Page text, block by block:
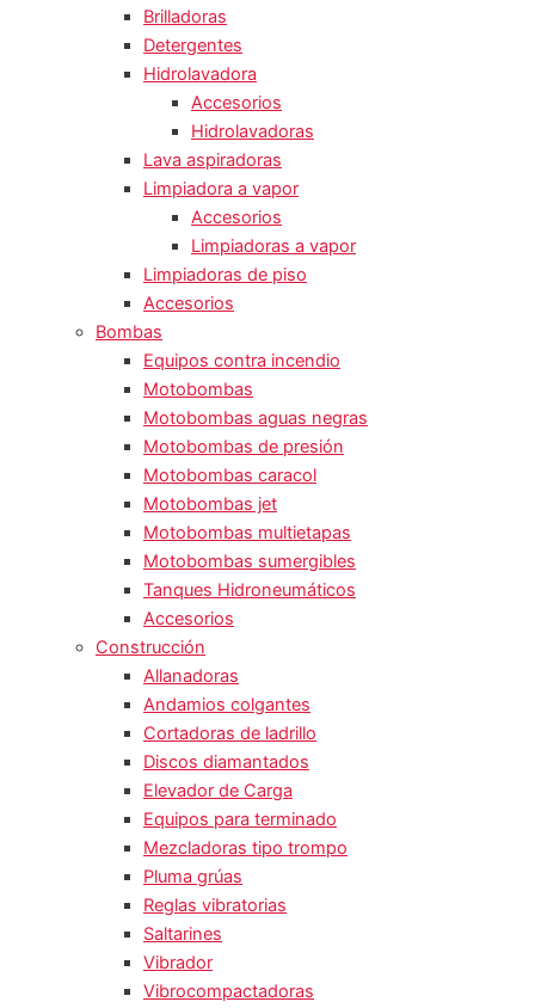
Brilladoras
Detergentes
Hidrolavadora
Accesorios
Hidrolavadoras
Lava aspiradoras
Limpiadora a vapor
Accesorios
Limpiadoras a vapor
Limpiadoras de piso
Accesorios
Bombas
Equipos contra incendio
Motobombas
Motobombas aguas negras
Motobombas de presión
Motobombas caracol
Motobombas jet
Motobombas multietapas
Motobombas sumergibles
Tanques Hidroneumáticos
Accesorios
Construcción
Allanadoras
Andamios colgantes
Cortadoras de ladrillo
Discos diamantados
Elevador de Carga
Equipos para terminado
Mezcladoras tipo trompo
Pluma grúas
Reglas vibratorias
Saltarines
Vibrador
Vibrocompactadoras